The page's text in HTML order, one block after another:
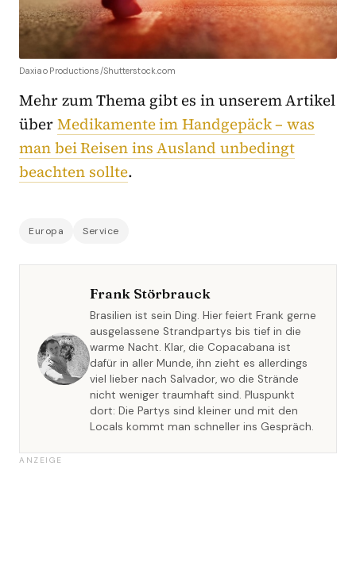
Daxiao Productions/Shutterstock.com
Mehr zum Thema gibt es in unserem Artikel
überMedikamente im Handgepäck – was
man bei Reisen ins Ausland unbedingt
beachten sollte.
Europa Service
Frank Störbrauck
Brasilien ist sein Ding. Hier feiert Frank gerne
ausgelassene Strandpartys bis tief in die
warme Nacht. Klar, die Copacabana ist
dafür in aller Munde, ihn zieht es allerdings
viel lieber nach Salvador, wo die Strände
nicht weniger traumhaft sind. Pluspunkt
dort: Die Partys sind kleiner und mit den
Locals kommt man schneller ins Gespräch.
ANZEIGE